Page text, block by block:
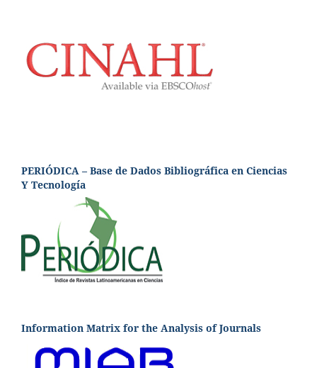
PERIÓDICA – Base de Dados Bibliográfica en Ciencias
Y Tecnología
Information Matrix for the Analysis of Journals